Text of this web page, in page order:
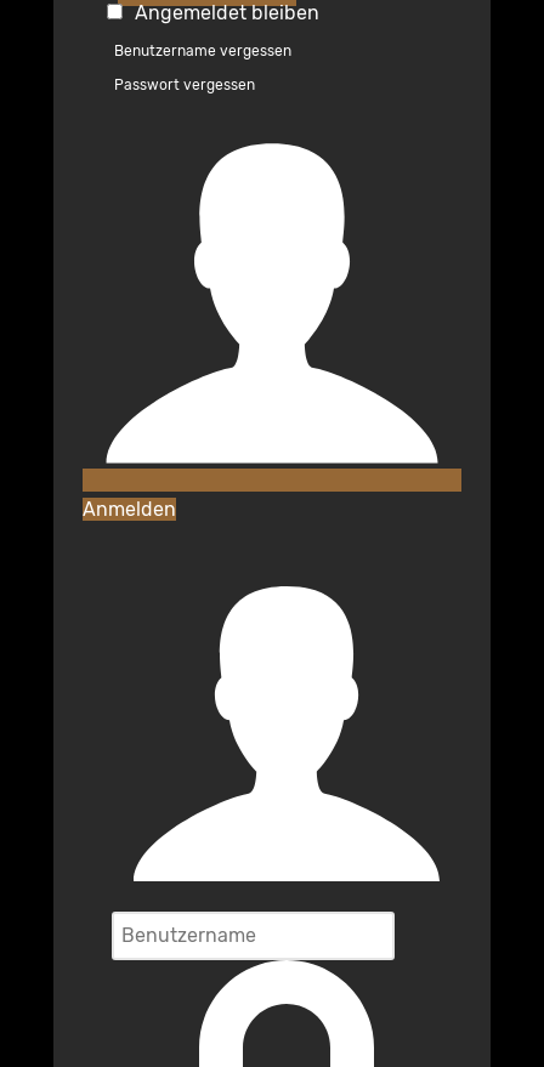
Angemeldet bleiben
Benutzername vergessen
Passwort vergessen
Anmelden